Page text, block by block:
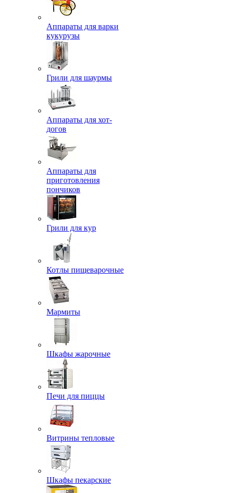
Аппараты для варки
кукурузы
Грили для шаурмы
Аппараты для хот-
догов
Аппараты для
приготовления
пончиков
Грили для кур
Котлы пищеварочные
Мармиты
Шкафы жарочные
Печи для пиццы
Витрины тепловые
Шкафы пекарские